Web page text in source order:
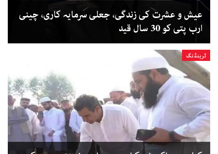
عیش و عشرت کی زندگی، جعلی سرمایہ کاری، چینی
ارب پتی کو 30 سال قید
ٹرینڈنگ